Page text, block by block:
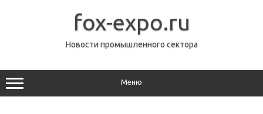
fox-expo.ru
Новости промышленного сектора
Меню